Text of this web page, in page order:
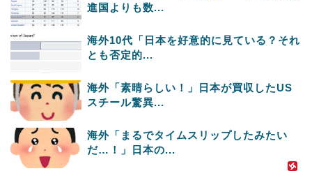
進国よりも数...
海外10代「日本を好意的に見ている？それ
とも否定的...
海外「素晴らしい！」日本が買収したUS
スチール驚異...
海外「まるでタイムスリップしたみたい
だ…！」日本の...